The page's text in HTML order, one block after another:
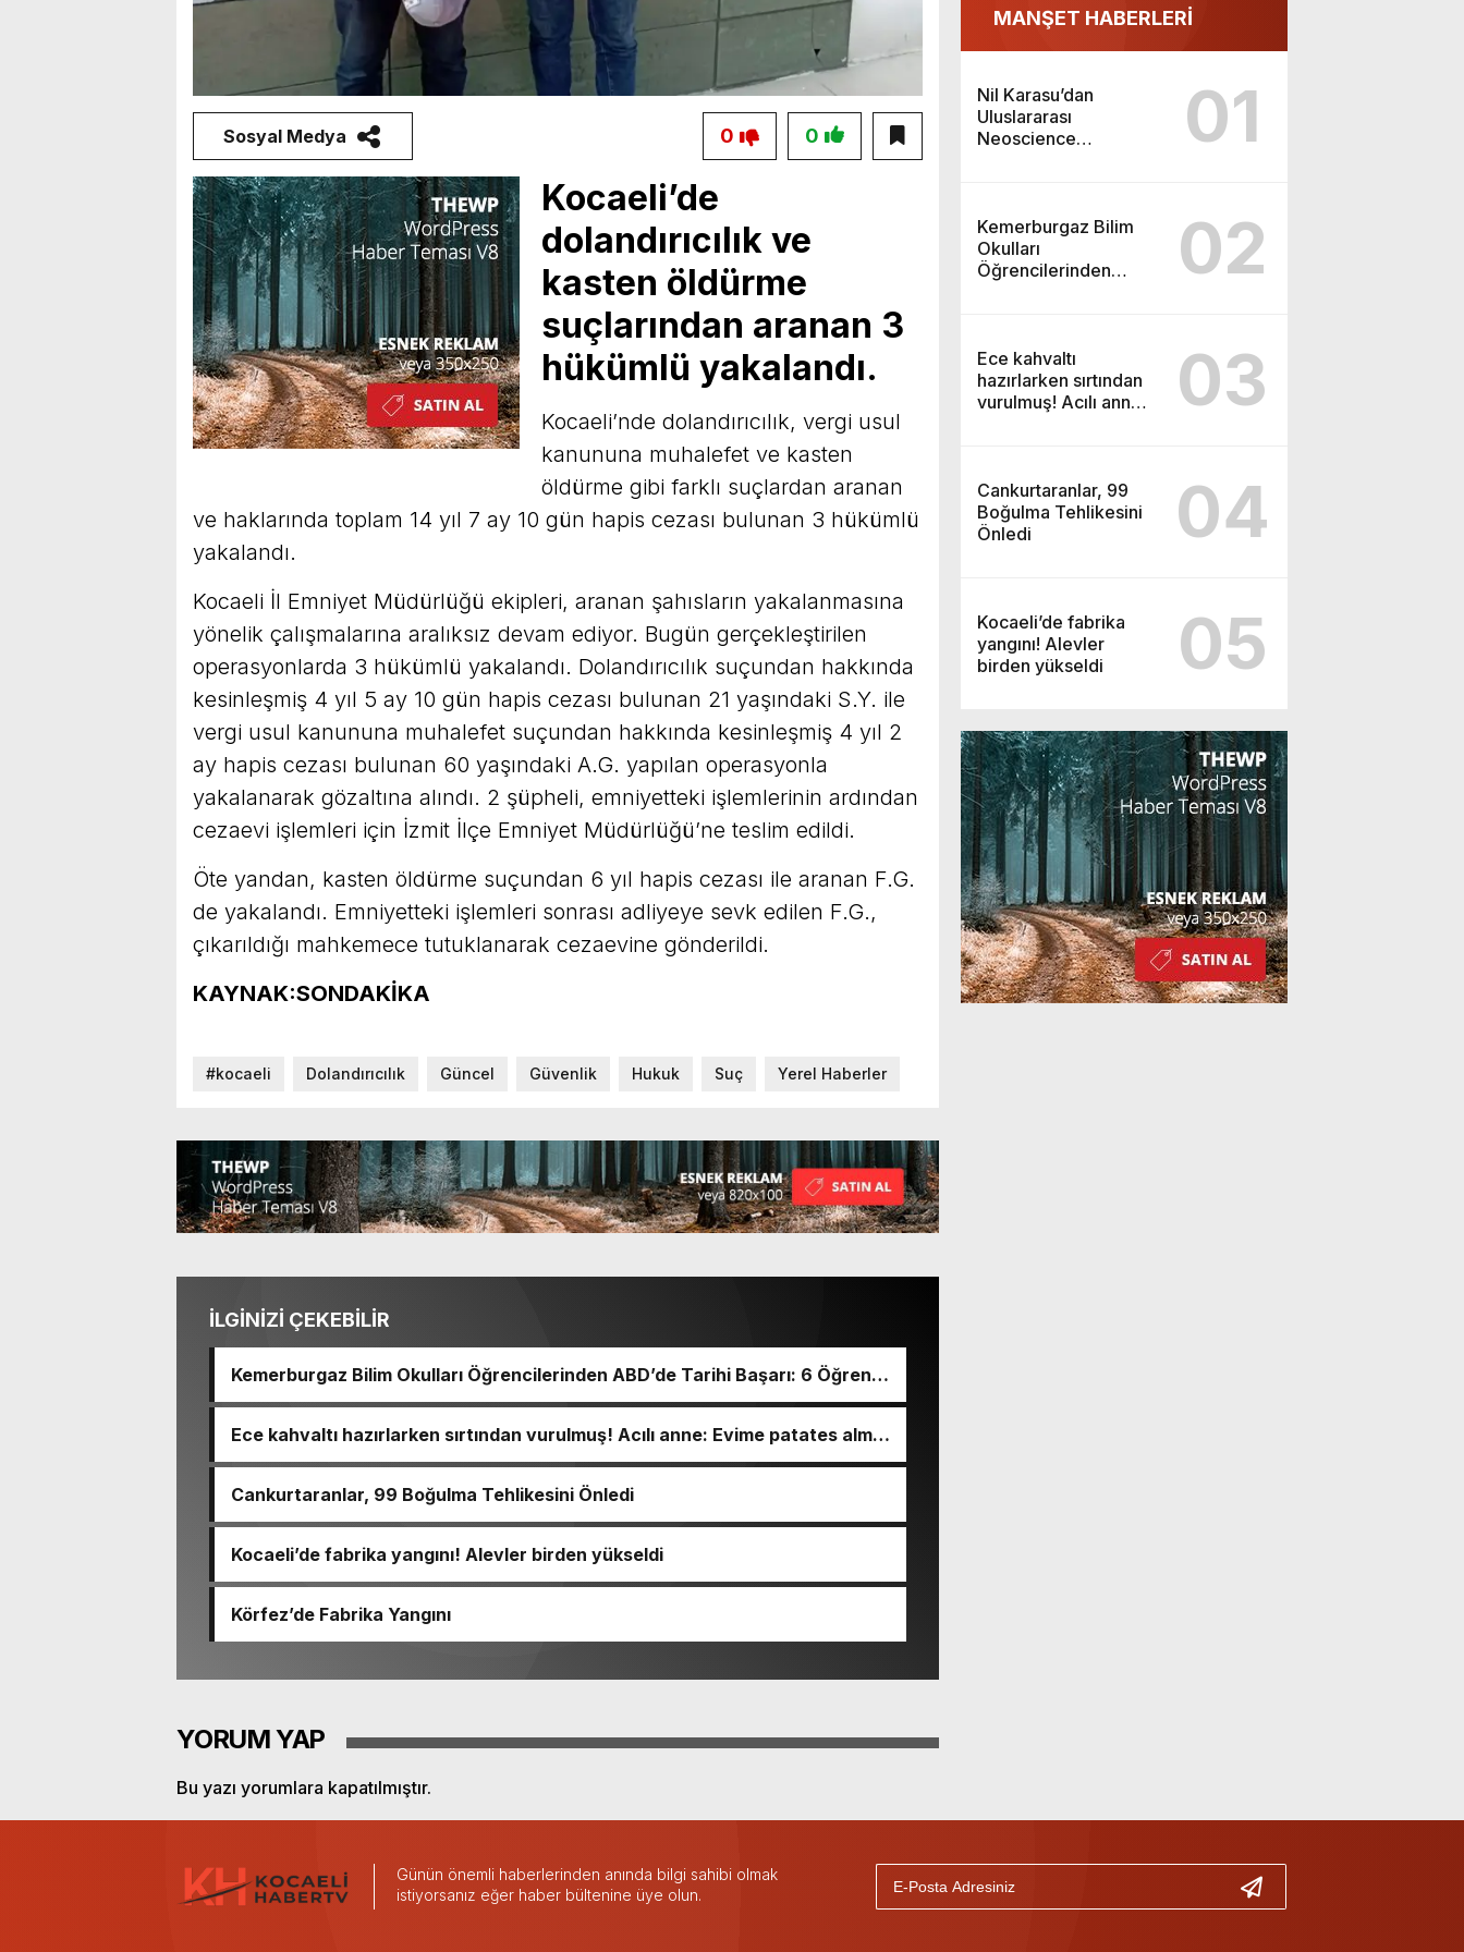
MANŞET HABERLERİ
Nil Karasu’dan
Uluslararası
Neoscience
01
Kemerburgaz Bilim
Okulları
Öğrencilerinden
02
Ece kahvaltı
hazırlarken sırtından
vurulmuş! Acılı anne:
03
Cankurtaranlar, 99
Boğulma Tehlikesini
Önledi
04
Kocaeli’de fabrika
yangını! Alevler
birden yükseldi
05
Sosyal Medya 0
0
Kocaeli’de
dolandırıcılık ve
kasten öldürme
suçlarından aranan 3
hükümlü yakalandı.
Kocaeli’nde dolandırıcılık, vergi usul
kanununa muhalefet ve kasten
öldürme gibi farklı suçlardan aranan
ve haklarında toplam 14 yıl 7 ay 10 gün hapis cezası bulunan 3 hükümlü
yakalandı.
Kocaeli İl Emniyet Müdürlüğü ekipleri, aranan şahısların yakalanmasına
yönelik çalışmalarına aralıksız devam ediyor. Bugün gerçekleştirilen
operasyonlarda 3 hükümlü yakalandı. Dolandırıcılık suçundan hakkında
kesinleşmiş 4 yıl 5 ay 10 gün hapis cezası bulunan 21 yaşındaki S.Y. ile
vergi usul kanununa muhalefet suçundan hakkında kesinleşmiş 4 yıl 2
ay hapis cezası bulunan 60 yaşındaki A.G. yapılan operasyonla
yakalanarak gözaltına alındı. 2 şüpheli, emniyetteki işlemlerinin ardından
cezaevi işlemleri için İzmit İlçe Emniyet Müdürlüğü’ne teslim edildi.
Öte yandan, kasten öldürme suçundan 6 yıl hapis cezası ile aranan F.G.
de yakalandı. Emniyetteki işlemleri sonrası adliyeye sevk edilen F.G.,
çıkarıldığı mahkemece tutuklanarak cezaevine gönderildi.
KAYNAK:SONDAKİKA
#kocaeli Dolandırıcılık Güncel Güvenlik Hukuk Suç Yerel Haberler
İLGİNİZİ ÇEKEBİLİR
Kemerburgaz Bilim Okulları Öğrencilerinden ABD’de Tarihi Başarı: 6 Öğrenci
14 Madalya Kazandı
Ece kahvaltı hazırlarken sırtından vurulmuş! Acılı anne: Evime patates almak
haram
Cankurtaranlar, 99 Boğulma Tehlikesini Önledi
Kocaeli’de fabrika yangını! Alevler birden yükseldi
Körfez’de Fabrika Yangını
YORUM YAP
Bu yazı yorumlara kapatılmıştır.
Günün önemli haberlerinden anında bilgi sahibi olmak
istiyorsanız eğer haber bültenine üye olun.